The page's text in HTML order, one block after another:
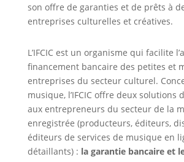
son offre de garanties et de prêts à
entreprises culturelles et créatives.
L’IFCIC est un organisme qui facilite
financement bancaire des petites et
entreprises du secteur culturel.
musique, l’IFCIC offre deux solutions
aux entrepreneurs du secteur de la
enregistrée (producteurs, éditeurs,
éditeurs de services de musique en
détaillants) : la garantie bancaire et